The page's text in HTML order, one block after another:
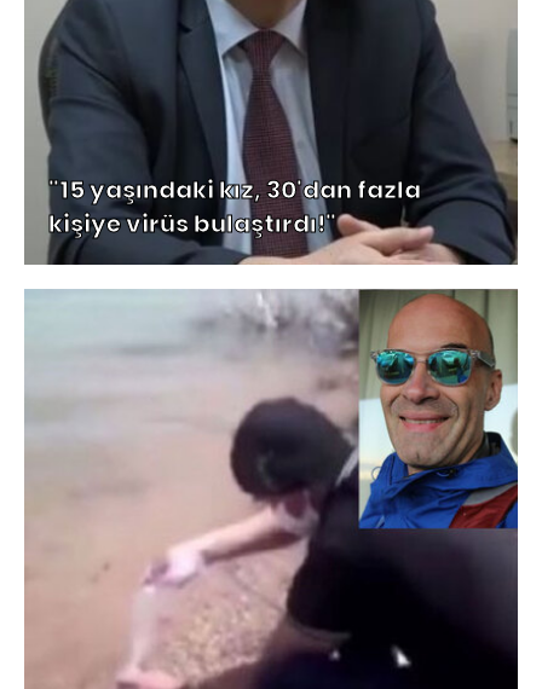
"15 yaşındaki kız, 30'dan fazla
kişiye virüs bulaştırdı!"